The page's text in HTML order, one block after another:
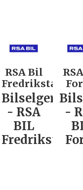
RSA Bil
Fredrikstad:
Bilselger
- RSA
BIL
Fredrikstad
-